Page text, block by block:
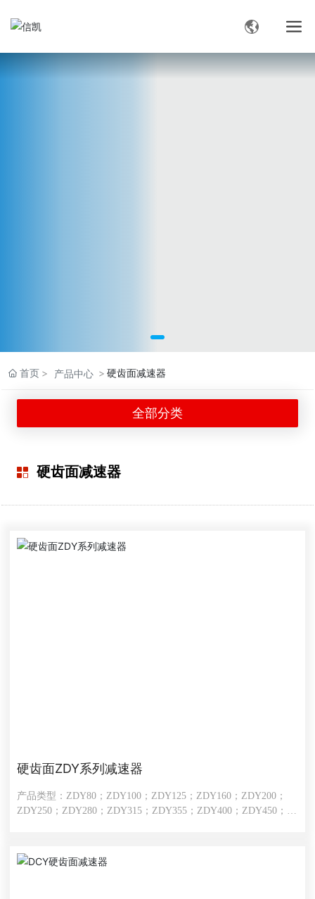
XINKAI
首页 产品中心 硬齿面减速器
全部分类
硬齿面减速器
硬齿面ZDY系列减速器
产品类型：ZDY80；ZDY100；ZDY125；ZDY160；ZDY200；
ZDY250；ZDY280；ZDY315；ZDY355；ZDY400；ZDY450；